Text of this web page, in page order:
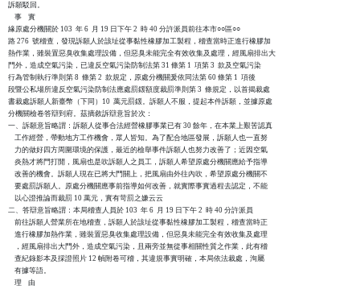
訴願駁回。
    事    實
緣原處分機關於 103  年 6  月 19 日下午 2  時 40 分許派員前往本市○○區○○
路 276  號稽查，發現訴願人於該址從事黏性橡膠加工製程，稽查當時正進行橡膠加
熱作業，雖裝置惡臭收集處理設備，但惡臭未能完全有效收集及處理，經風扇排出大
門外，造成空氣污染，已違反空氣污染防制法第 31 條第 1  項第 3  款及空氣污染
行為管制執行準則第 8  條第 2  款規定，原處分機關爰依同法第 60 條第 1  項後
段暨公私場所違反空氣污染防制法應處罰鍰額度裁罰準則第 3  條規定，以首揭裁處
書裁處訴願人新臺幣（下同）10  萬元罰鍰。訴願人不服，提起本件訴願，並據原處
分機關檢卷答辯到府。茲摘敘訴辯意旨於次：
一、訴願意旨略謂：訴願人從事合法經營橡膠事業已有 30 餘年，在本業上艱苦認真
    工作經營，帶動地方工作機會，眾人皆知。為了配合地區發展，訴願人也一直努
    力的做好四方周圍環境的保護，最近的檢舉事件訴願人也努力改善了；近因空氣
    炎熱才將門打開，風扇也是吹訴願人之員工，訴願人希望原處分機關應給予指導
    改善的機會。訴願人現在已將大門關上，把風扇由外往內吹，希望原處分機關不
    要處罰訴願人。原處分機關應事前指導如何改善，就實際事實過程去認定，不能
    以心證推論而裁罰 10 萬元，實有苛罰之嫌云云
二、答辯意旨略謂：本局稽查人員於 103  年 6  月 19 日下午 2  時 40 分許派員
    前往訴願人營業所在地稽查，訴願人於該址從事黏性橡膠加工製程，稽查當時正
    進行橡膠加熱作業，雖裝置惡臭收集處理設備，但惡臭未能完全有效收集及處理
    ，經風扇排出大門外，造成空氣污染，且兩旁並無從事相關性質之作業，此有稽
    查紀錄影本及採證照片 12 幀附卷可稽，其違規事實明確，本局依法裁處，洵屬
    有據等語。
    理    由